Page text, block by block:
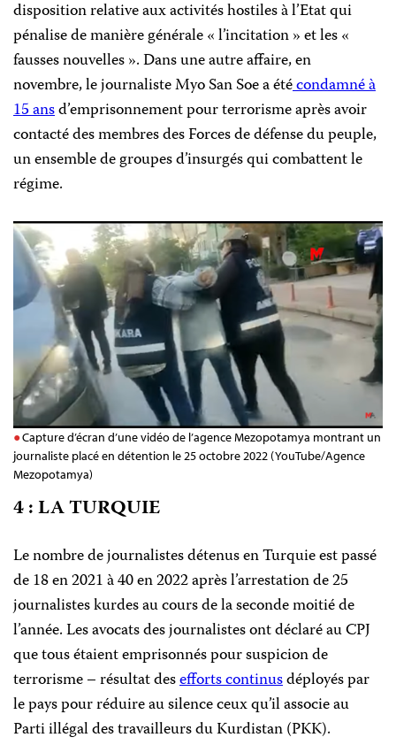
disposition relative aux activités hostiles à l’Etat qui
pénalise de manière générale « l’incitation » et les «
fausses nouvelles ». Dans une autre affaire, en
novembre, le journaliste Myo San Soe a étécondamné à
15 ansd’emprisonnement pour terrorisme après avoir
contacté des membres des Forces de défense du peuple,
un ensemble de groupes d’insurgés qui combattent le
régime.
Capture d’écran d’une vidéo de l’agence Mezopotamya montrant un
journaliste placé en détention le 25 octobre 2022 (YouTube/Agence
Mezopotamya)
4 : LA TURQUIE
Le nombre de journalistes détenus en Turquie est passé
de 18 en 2021 à 40 en 2022 après l’arrestation de 25
journalistes kurdes au cours de la seconde moitié de
l’année. Les avocats des journalistes ont déclaré au CPJ
que tous étaient emprisonnés pour suspicion de
terrorisme – résultat desefforts continusdéployés par
le pays pour réduire au silence ceux qu’il associe au
Parti illégal des travailleurs du Kurdistan (PKK).